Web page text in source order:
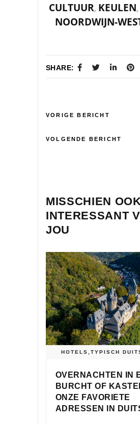
CULTUUR, KEULEN,
NOORDWIJN-
SHARE:
VORIGE BERICHT
VOLGENDE BERICHT
MISSCHIEN
INTERESSANT
JOU
HOTELS,TYPISCH
OVERNACHTEN IN
BURCHT OF
ONZE FAVORIETE
ADRESSEN IN